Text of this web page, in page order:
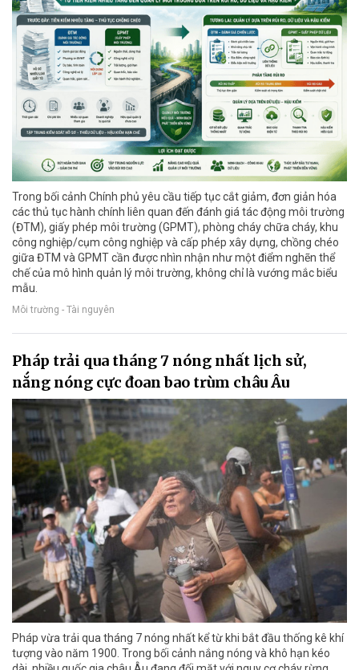
Trong bối cảnh Chính phủ yêu cầu tiếp tục cắt giảm, đơn giản hóa
các thủ tục hành chính liên quan đến đánh giá tác động môi trường
(ĐTM), giấy phép môi trường (GPMT), phòng cháy chữa cháy, khu
công nghiệp/cụm công nghiệp và cấp phép xây dựng, chồng chéo
giữa ĐTM và GPMT cần được nhìn nhận như một điểm nghẽn thể
chế của mô hình quản lý môi trường, không chỉ là vướng mắc biểu
mẫu.
Môi trường - Tài nguyên
Pháp trải qua tháng 7 nóng nhất lịch sử,
nắng nóng cực đoan bao trùm châu Âu
Pháp vừa trải qua tháng 7 nóng nhất kể từ khi bắt đầu thống kê khí
tượng vào năm 1900. Trong bối cảnh nắng nóng và khô hạn kéo